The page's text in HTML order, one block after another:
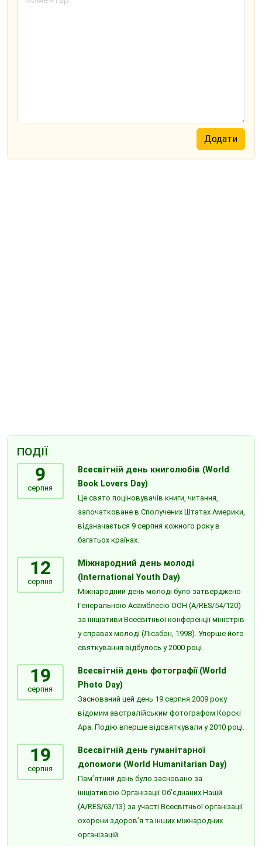
ПОДІЇ
9
серпня
Всесвітній день книголюбів (World
Book Lovers Day)
Це свято поціновувачів книги, читання,
започатковане в Сполучених Штатах Америки,
відзначається 9 серпня кожного року в
багатьох країнах.
12
серпня
Міжнародний день молоді
(International Youth Day)
Міжнародний день молоді було затверджено
Генеральною Асамблеєю ООН (A/RES/54/120)
за ініціативи Всесвітньої конференції міністрів
у справах молоді (Лісабон, 1998). Уперше його
святкування відбулось у 2000 році.
19
серпня
Всесвітній день фотографії (World
Photo Day)
Заснований цей день 19 серпня 2009 року
відомим австралійським фотографом Корскі
Ара. Подію вперше відсвяткували у 2010 році.
19
серпня
Всесвітній день гуманітарної
допомоги (World Humanitarian Day)
Пам’ятний день було засновано за
ініціативою Організації Об’єднаних Націй
(A/RES/63/13) за участі Всесвітньої організації
охорони здоров’я та інших міжнародних
організацій.